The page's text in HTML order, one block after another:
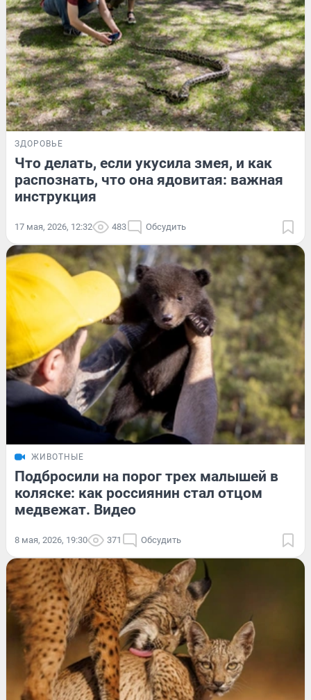
ЗДОРОВЬЕ
Что делать, если укусила змея, и как
распознать, что она ядовитая: важная
инструкция
17 мая, 2026, 12:32 483 Обсудить
ЖИВОТНЫЕ
Подбросили на порог трех малышей в
коляске: как россиянин стал отцом
медвежат. Видео
8 мая, 2026, 19:30 371 Обсудить